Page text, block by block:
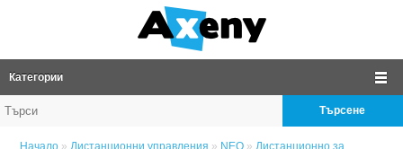
Категории
Търсене
Начало »Дистанционни управления » NEO »Дистанционно за